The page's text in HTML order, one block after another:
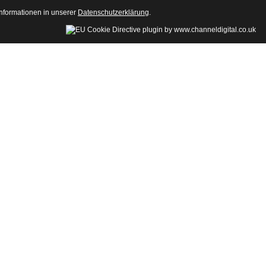
in unserer Datenschutzerklärung.